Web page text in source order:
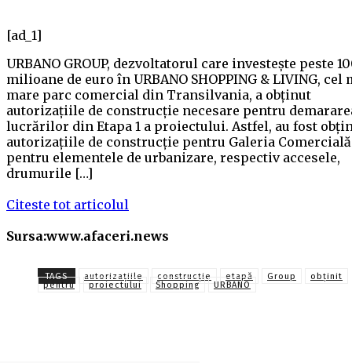
[ad_1]
URBANO GROUP, dezvoltatorul care investește peste
milioane de euro în URBANO SHOPPING & LIVING, cel
mare parc comercial din Transilvania, a obținut
autorizațiile de construcție necesare pentru
lucrărilor din Etapa 1 a proiectului. Astfel, au fost
autorizațiile de construcție pentru Galeria
pentru elementele de urbanizare, respectiv accesele,
drumurile […]
Citeste tot articolul
Sursa:www.afaceri.news
TAGS autorizaţiile construcţie etapă Group
obținit
pentru
proiectului Shopping URBANO